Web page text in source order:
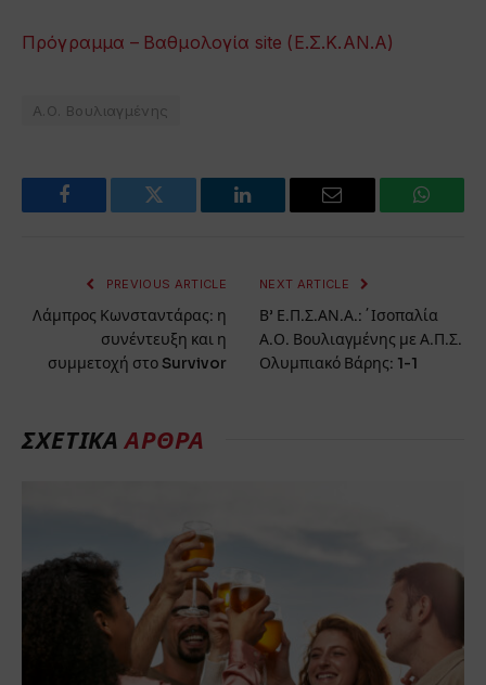
Πρόγραμμα – Βαθμολογία site (Ε.Σ.Κ.ΑΝ.Α)
Α.Ο. Βουλιαγμένης
Facebook Twitter LinkedIn Email
PREVIOUS ARTICLE
Λάμπρος Κωνσταντάρας: η
συνέντευξη και η
συμμετοχή στο Survivor
NEXT ARTICLE
Β’ Ε.Π.Σ.ΑΝ.Α.:΄Ισοπαλία
Α.Ο. Βουλιαγμένης με Α.Π.Σ.
Ολυμπιακό Βάρης: 1-1
ΣΧΕΤΙΚΆΆΡΘΡΑ